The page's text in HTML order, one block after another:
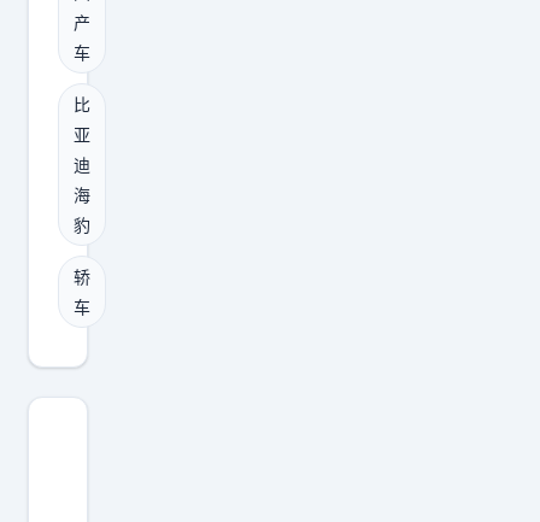
漆
面
亮
油
层
只
要
用
0
图
曝
光
，
定
位
中
型
轿
，
产
车
比
亚
迪
海
豹
轿
车